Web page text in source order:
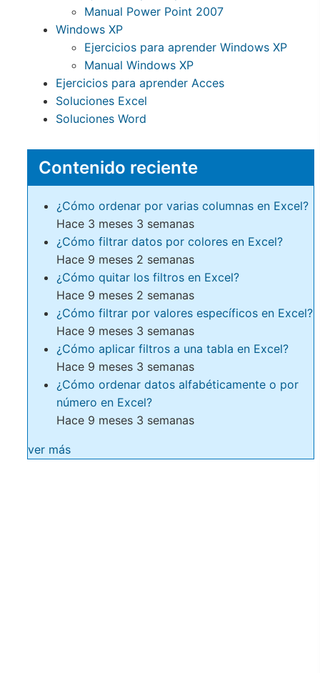
Manual Power Point 2007
Windows XP
Ejercicios para aprender Windows XP
Manual Windows XP
Ejercicios para aprender Acces
Soluciones Excel
Soluciones Word
Contenido reciente
¿Cómo ordenar por varias columnas en Excel?
Hace 3 meses 3 semanas
¿Cómo filtrar datos por colores en Excel?
Hace 9 meses 2 semanas
¿Cómo quitar los filtros en Excel?
Hace 9 meses 2 semanas
¿Cómo filtrar por valores específicos en Excel?
Hace 9 meses 3 semanas
¿Cómo aplicar filtros a una tabla en Excel?
Hace 9 meses 3 semanas
¿Cómo ordenar datos alfabéticamente o por
número en Excel?
Hace 9 meses 3 semanas
ver más